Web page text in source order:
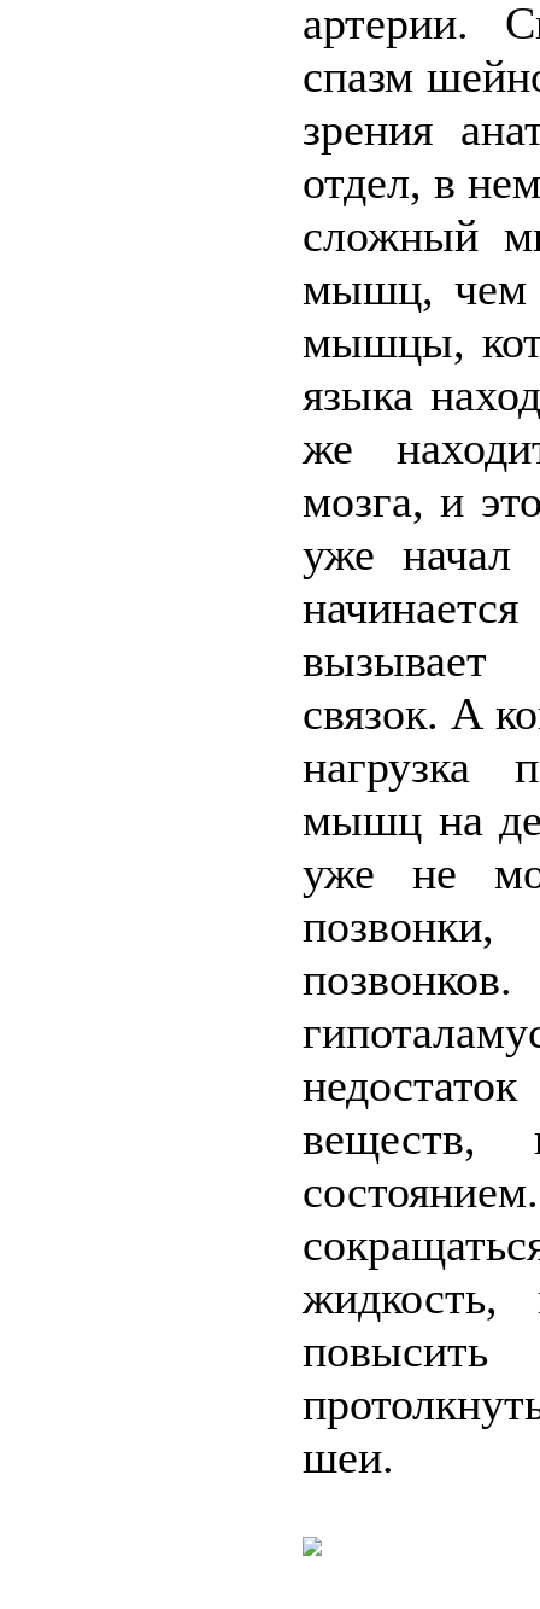
артерии.
спазм
зрения
отдел, в
сложный
мышц, чем
мышцы,
языка
же
мозга, и
уже начал
вызывает
связок. А
нагрузка
мышц на
уже не
позвонки,
веществ,
шеи.